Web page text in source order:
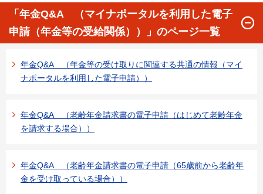
「年金Q&A （マイナポータルを利用した電子
申請（年金等の受給関係））」のページ一覧
年金Q&A （年金等の受け取りに関連する共通の情報（マイ
ナポータルを利用した電子申請））
年金Q&A （老齢年金請求書の電子申請（はじめて老齢年金
を請求する場合））
年金Q&A （老齢年金請求書の電子申請（65歳前から老齢年
金を受け取っている場合））